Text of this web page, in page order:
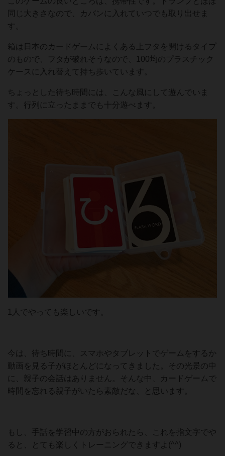
同じ大きさなので、カバンに入れていつでも取り出せま
す。
箱は日本のカードゲームによくある上フタを開けるタイプ
のもので、フタが破れそうなので、100均のプラスチック
ケースに入れ替えて持ち歩いています。
ちょっとした待ち時間には、こんな風にして遊んでいま
す。行列に立ったままでも十分遊べます。
1人でやっても楽しいです。
今は、待ち時間に、スマホやタブレットでゲームをするか
動画を見る子がほとんどになってきました。その光景の中
に、親子の会話はありません。そんな中、カードゲームで
時間を忘れる親子がいたら素敵だな、と思います。
もし、手話を学習中の方がおられたら、これを指文字でや
ると、とても楽しくトレーニングできますよ(^^)